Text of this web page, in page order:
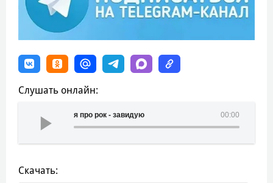
Слушать онлайн:
00:00
я про рок - завидую
Скачать: